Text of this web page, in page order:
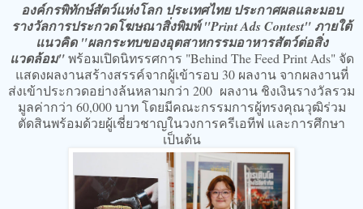
องค์กรพิทักษ์สัตว์แห่งโลก ประเทศไทย ประกาศผลและมอบ
รางวัลการประกวดโฆษณาสิ่งพิมพ์ "Print Ads Contest" ภายใต้
แนวคิด "ผลกระทบของอุตสาหกรรมอาหารสัตว์ต่อสิ่ง
แวดล้อม"พร้อมเปิดนิทรรศการ "Behind The Feed Print Ads" จัด
แสดงผลงานสร้างสรรค์จากผู้เข้ารอบ 30 ผลงาน จากผลงานที่
ส่งเข้าประกวดอย่างล้นหลามกว่า 200 ผลงาน ชิงเงินรางวัลรวม
มูลค่ากว่า 60,000 บาท โดยมีคณะกรรมการผู้ทรงคุณวุฒิร่วม
ตัดสินพร้อมด้วยผู้เชี่ยวชาญในวงการครีเอทีฟ และการศึกษา
เป็นต้น